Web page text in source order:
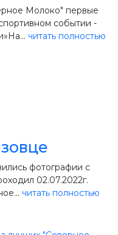
Молоко" первые
событии -
читать полностью
фотографии с
02.07.2022г.
читать полностью